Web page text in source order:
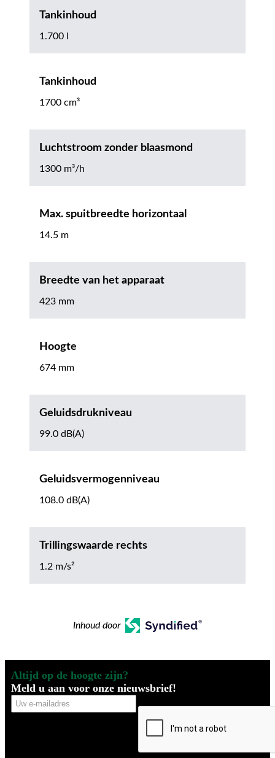
Tankinhoud
1.700 l
Tankinhoud
1700 cm³
Luchtstroom zonder blaasmond
1300 m³/h
Max. spuitbreedte horizontaal
14.5 m
Breedte van het apparaat
423 mm
Hoogte
674 mm
Geluidsdrukniveau
99.0 dB(A)
Geluidsvermogenniveau
108.0 dB(A)
Trillingswaarde rechts
1.2 m/s²
Inhoud door
Altijd op de hoogte zijn?
Meld u aan voor onze nieuwsbrief!
Uw
e-